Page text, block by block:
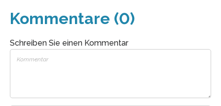
Kommentare (0)
Schreiben Sie einen Kommentar